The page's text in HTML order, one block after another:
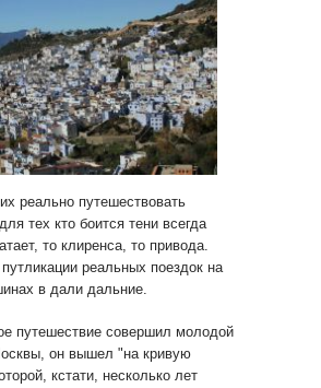
реально путешествовать
тех кто боится тени всегда
то клиренса, то привода.
реальных поездок на
в дали дальние.
путешествие совершил молодой
он вышел "на кривую
кстати, несколько лет